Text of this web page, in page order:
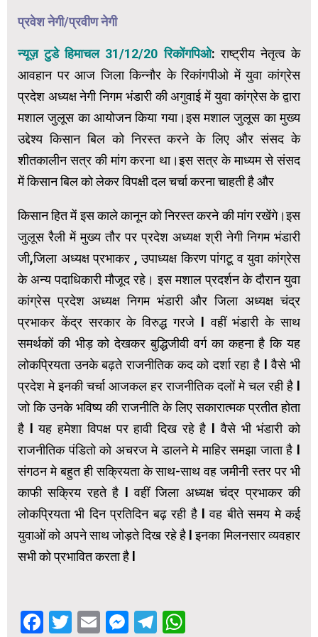
प्रवेश नेगी/प्रवीण नेगी
न्यूज़ टुडे हिमाचल 31/12/20 रिकोंगपिओ: राष्ट्रीय नेतृत्व के
आवहान पर आज जिला किन्नौर के रिकांगपीओ में युवा कांग्रेस
प्रदेश अध्यक्ष नेगी निगम भंडारी की अगुवाई में युवा कांग्रेस के द्वारा
मशाल जुलूस का आयोजन किया गया।इस मशाल जुलूस का मुख्य
उद्देश्य किसान बिल को निरस्त करने के लिए और संसद के
शीतकालीन सत्र की मांग करना था।इस सत्र के माध्यम से संसद
में किसान बिल को लेकर विपक्षी दल चर्चा करना चाहती है और
किसान हित में इस काले कानून को निरस्त करने की मांग रखेंगे।इस
जुलूस रैली में मुख्य तौर पर प्रदेश अध्यक्ष श्री नेगी निगम भंडारी
जी,जिला अध्यक्ष प्रभाकर , उपाध्यक्ष किरण पांगटू व युवा कांग्रेस
के अन्य पदाधिकारी मौजूद रहे। इस मशाल प्रदर्शन के दौरान युवा
कांग्रेस प्रदेश अध्यक्ष निगम भंडारी और जिला अध्यक्ष चंद्र
प्रभाकर केंद्र सरकार के विरुद्ध गरजे l वहीं भंडारी के साथ
समर्थकों की भीड़ को देखकर बुद्धिजीवी वर्ग का कहना है कि यह
लोकप्रियता उनके बढ़ते राजनीतिक कद को दर्शा रहा है l वैसे भी
प्रदेश मे इनकी चर्चा आजकल हर राजनीतिक दलों मे चल रही है l
जो कि उनके भविष्य की राजनीति के लिए सकारात्मक प्रतीत होता
है l यह हमेशा विपक्ष पर हावी दिख रहे है l वैसे भी भंडारी को
राजनीतिक पंडितो को अचरज मे डालने मे माहिर समझा जाता है l
संगठन मे बहुत ही सक्रियता के साथ-साथ वह जमीनी स्तर पर भी
काफी सक्रिय रहते है l वहीं जिला अध्यक्ष चंद्र प्रभाकर की
लोकप्रियता भी दिन प्रतिदिन बढ़ रही है l वह बीते समय मे कई
युवाओं को अपने साथ जोड़ते दिख रहे है l इनका मिलनसार व्यवहार
सभी को प्रभावित करता है l
Facebook
Twitter
EmailMessenger
Telegram